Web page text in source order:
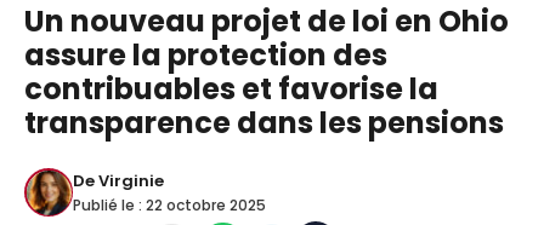
Un nouveau projet de loi en Ohio
assure la protection des
contribuables et favorise la
transparence dans les pensions
DeVirginie
Publié le : 22 octobre 2025